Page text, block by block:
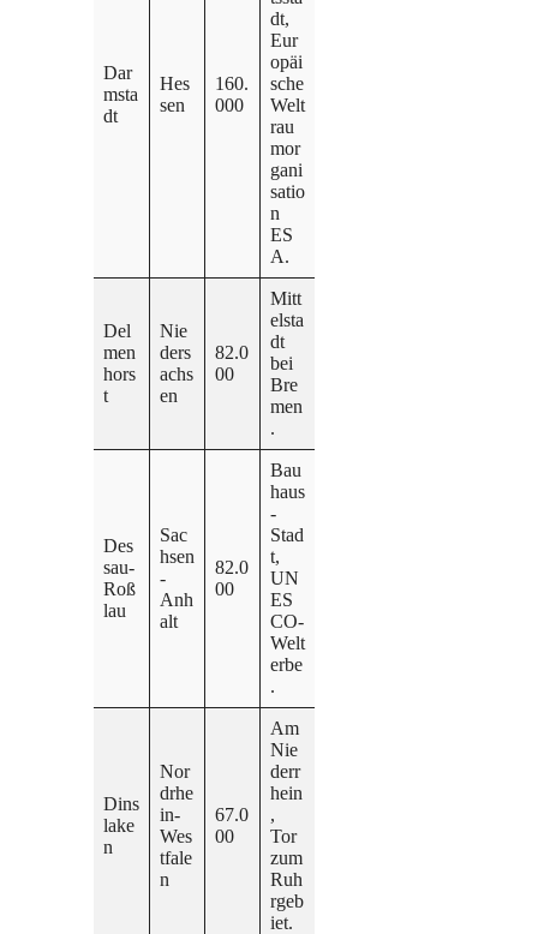
Dar
msta
dt
Hes
sen
160.
000
dt,
Eur
opäi
sche
Welt
rau
mor
gani
satio
n
ES
A.
Del
men
hors
t
Nie
ders
achs
en
82.0
00
Mitt
elsta
dt
bei
Bre
men
.
Des
sau-
Roß
lau
Sac
hsen
-
Anh
alt
82.0
00
Bau
haus
-
Stad
t,
UN
ES
CO-
Welt
erbe
.
Dins
lake
n
Nor
drhe
in-
Wes
tfale
n
67.0
00
Am
Nie
derr
hein
,
Tor
zum
Ruh
rgeb
iet.